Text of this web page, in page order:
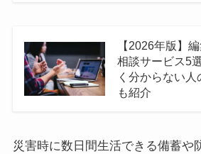
【2026年版】
相談サービス5
く分からない
も紹介
災害時に数日間生活できる備蓄や